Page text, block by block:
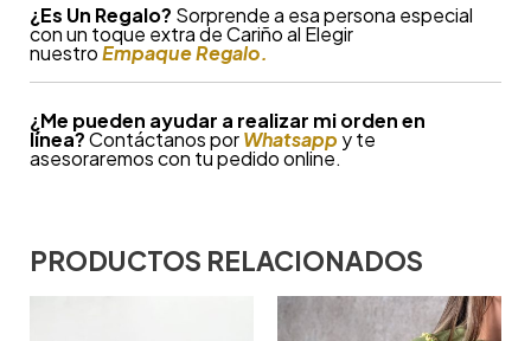
¿Es Un Regalo? Sorprende a esa persona especial
con un toque extra de Cariño al Elegir
nuestroEmpaque Regalo.
¿Me pueden ayudar a realizar mi orden en
línea?Contáctanos por Whatsapp y te
asesoraremos con tu pedido online.
PRODUCTOS RELACIONADOS